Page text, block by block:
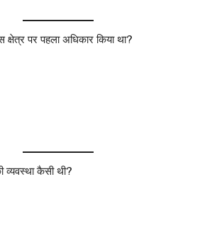
क्षेत्र पर पहला अधिकार किया था?
व्यवस्था कैसी थी?